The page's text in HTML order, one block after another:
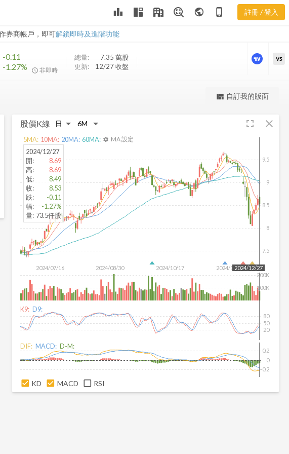
leaderboard public phone_iphone 註冊 / 登入
券商帳戶，即可解鎖即時及進階功能
JRS 股價走勢
-0.11
-1.27%
非即時
總量: 7.35 萬股
更新:
12/27 收盤
更強大的進階價量圖表
VS
view_quilt 自訂我的版面
股價K線 fullscreen close
2024/07/16 2024/08/30 2024/10/17 2024/12/04
7.5
8
8.5
9
9.5
2024/12/27
100K
200K
2024/12/27
開:
8.69
高:
8.69
低:
8.49
收:
8.53
跌:
-0.11
幅:
-1.27%
量: 73.5仟股
5MA: 10MA: 20MA: 60MA: settings MA 設定
K9: D9:
20
50
80
DIF: MACD: D-M:
-0.2
0
0.2
KD MACD RSI